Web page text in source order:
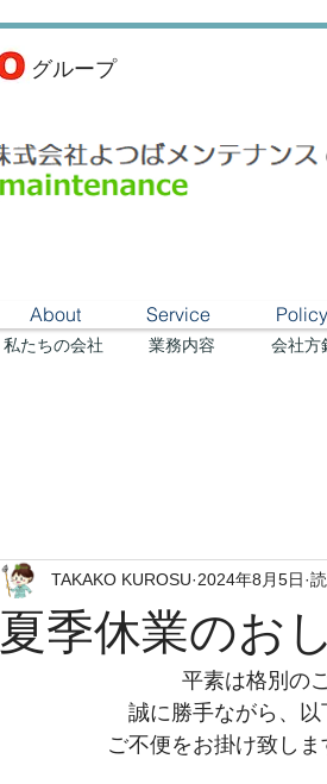
​グループ
About Service Policy
​業務内容 会社方
私たちの会社
夏季休業のお
TAKAKO KUROSU 2024年8月5日
平素は格別の
誠に勝手ながら、
ご不便をお掛け致し